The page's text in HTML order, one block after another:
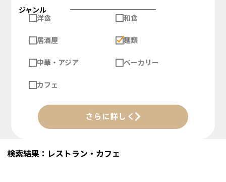
ジャンル
洋食
和食
居酒屋 麺類
中華・アジア ベーカリー
カフェ
さらに詳しく
検索結果：レストラン・カフェ